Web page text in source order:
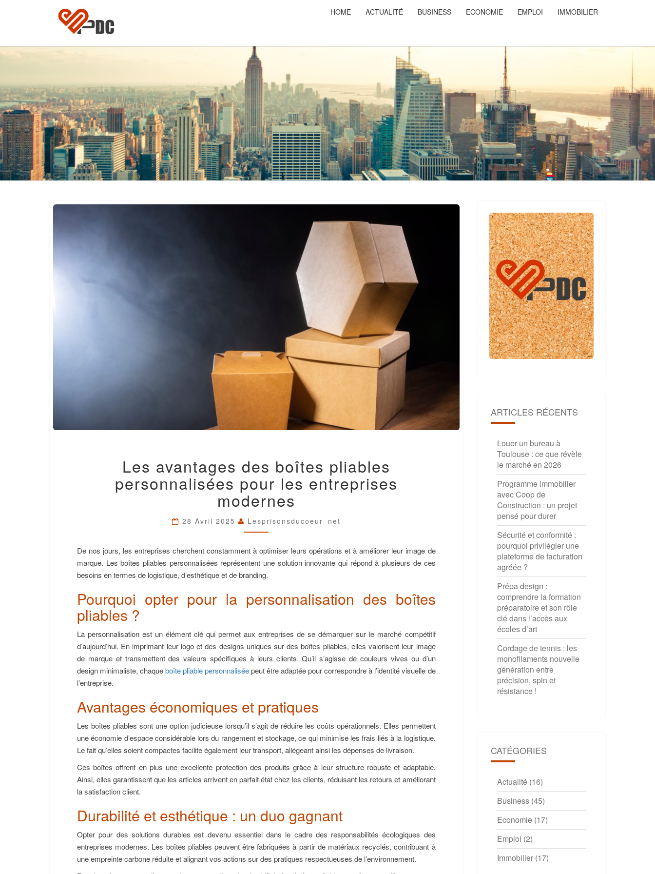
HOME ACTUALITÉ BUSINESS ECONOMIE EMPLOI IMMOBILIER
PRISONSDUCOEUR
AVANTAGES
DES
BOÎTES
PLIABLES
PERSONNALISÉES
POUR
LES
ENTREPRISES
Les avantages des boîtes pliables
personnalisées pour les entreprises
modernes
28 Avril 2025 Lesprisonsducoeur_net
De nos jours, les entreprises cherchent constamment à optimiser leurs opérations et à améliorer leur image de
marque. Les boîtes pliables personnalisées représentent une solution innovante qui répond à plusieurs de ces
besoins en termes de logistique, d’esthétique et de branding.
Pourquoi opter pour la personnalisation des boîtes
pliables ?
La personnalisation est un élément clé qui permet aux entreprises de se démarquer sur le marché compétitif
d’aujourd’hui. En imprimant leur logo et des designs uniques sur des boîtes pliables, elles valorisent leur image
de marque et transmettent des valeurs spécifiques à leurs clients. Qu’il s’agisse de couleurs vives ou d’un
design minimaliste, chaqueboîte pliable personnaliséepeut être adaptée pour correspondre à l’identité visuelle de
l’entreprise.
Avantages économiques et pratiques
Les boîtes pliables sont une option judicieuse lorsqu’il s’agit de réduire les coûts opérationnels. Elles permettent
une économie d’espace considérable lors du rangement et stockage, ce qui minimise les frais liés à la logistique.
Le fait qu’elles soient compactes facilite également leur transport, allégeant ainsi les dépenses de livraison.
Ces boîtes offrent en plus une excellente protection des produits grâce à leur structure robuste et adaptable.
Ainsi, elles garantissent que les articles arrivent en parfait état chez les clients, réduisant les retours et améliorant
la satisfaction client.
Durabilité et esthétique : un duo gagnant
Opter pour des solutions durables est devenu essentiel dans le cadre des responsabilités écologiques des
entreprises modernes. Les boîtes pliables peuvent être fabriquées à partir de matériaux recyclés, contribuant à
une empreinte carbone réduite et alignant vos actions sur des pratiques respectueuses de l’environnement.
ARTICLES RÉCENTS
Louer un bureau à
Toulouse : ce que révèle
le marché en 2026
Programme immobilier
avec Coop de
Construction : un projet
pensé pour durer
Sécurité et conformité :
pourquoi privilégier une
plateforme de facturation
agréée ?
Prépa design :
comprendre la formation
préparatoire et son rôle
clé dans l’accès aux
écoles d’art
Cordage de tennis : les
monofilaments nouvelle
génération entre
précision, spin et
résistance !
CATÉGORIES
Actualité(16)
Business(45)
Economie(17)
Emploi (2)
Immobilier(17)